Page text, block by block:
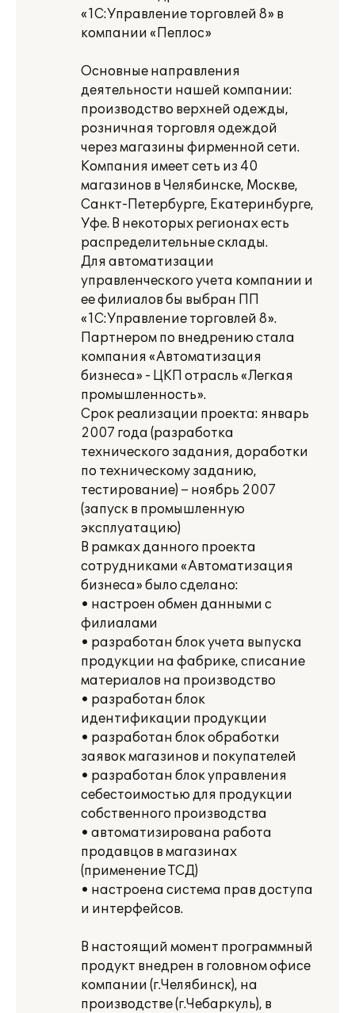
«1С:Управление торговлей 8» в
компании «Пеплос»
Основные направления
деятельности нашей компании:
производство верхней одежды,
розничная торговля одеждой
через магазины фирменной сети.
Компания имеет сеть из 40
магазинов в Челябинске, Москве,
Санкт-Петербурге, Екатеринбурге,
Уфе. В некоторых регионах есть
распределительные склады.
Для автоматизации
управленческого учета компании и
ее филиалов бы выбран ПП
«1С:Управление торговлей 8».
Партнером по внедрению стала
компания «Автоматизация
бизнеса» - ЦКП отрасль «Легкая
промышленность».
Срок реализации проекта: январь
2007 года (разработка
технического задания, доработки
по техническому заданию,
тестирование) – ноябрь 2007
(запуск в промышленную
эксплуатацию)
В рамках данного проекта
сотрудниками «Автоматизация
бизнеса» было сделано:
• настроен обмен данными с
филиалами
• разработан блок учета выпуска
продукции на фабрике, списание
материалов на производство
• разработан блок
идентификации продукции
• разработан блок обработки
заявок магазинов и покупателей
• разработан блок управления
себестоимостью для продукции
собственного производства
• автоматизирована работа
продавцов в магазинах
(применение ТСД)
• настроена система прав доступа
и интерфейсов.
В настоящий момент программный
продукт внедрен в головном офисе
компании (г.Челябинск), на
производстве (г.Чебаркуль), в